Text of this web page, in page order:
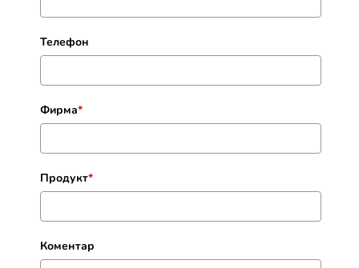
Телефон
Фирма*
Продукт*
Коментар